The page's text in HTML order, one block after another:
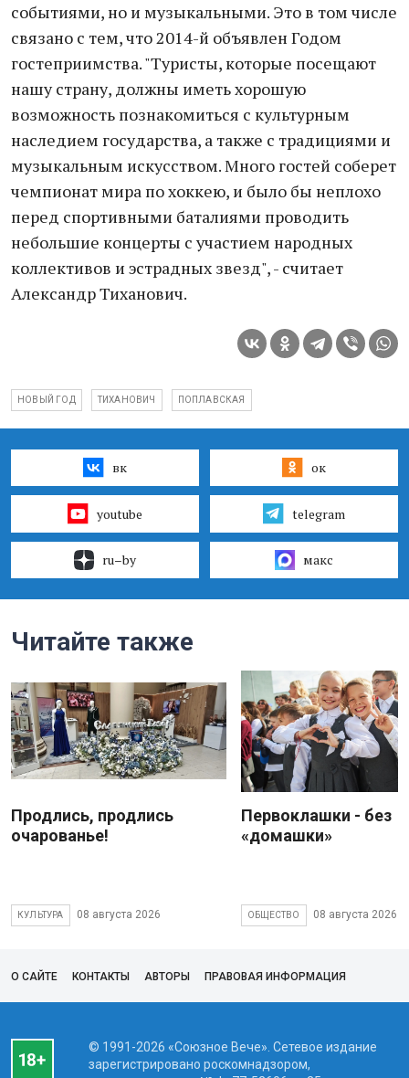
событиями, но и музыкальными. Это в том числе
связано с тем, что 2014-й объявлен Годом
гостеприимства. "Туристы, которые посещают
нашу страну, должны иметь хорошую
возможность познакомиться с культурным
наследием государства, а также с традициями и
музыкальным искусством. Много гостей соберет
чемпионат мира по хоккею, и было бы неплохо
перед спортивными баталиями проводить
небольшие концерты с участием народных
коллективов и эстрадных звезд", - считает
Александр Тиханович.
НОВЫЙ ГОД ТИХАНОВИЧ ПОПЛАВСКАЯ
вк ок
youtube telegram
ru–by макс
Читайте также
Продлись, продлись
очарованье!
КУЛЬТУРА 08 августа 2026
Первоклашки - без
«домашки»
ОБЩЕСТВО 08 августа 2026
О САЙТЕ КОНТАКТЫ АВТОРЫ ПРАВОВАЯ ИНФОРМАЦИЯ
© 1991-2026 «Союзное Вече». Сетевое издание
зарегистрировано роскомнадзором,